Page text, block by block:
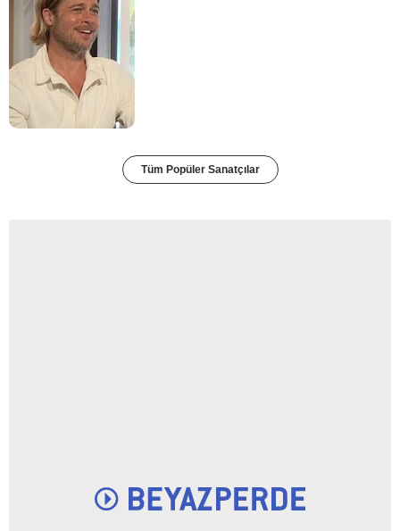
Tüm Popüler Sanatçılar